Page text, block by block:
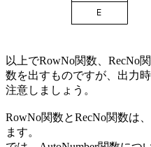
以上でRowNo関数、RecNo
数を出すものですが、出力
注意しましょう。
RowNo関数とRecNo関数は
ます。